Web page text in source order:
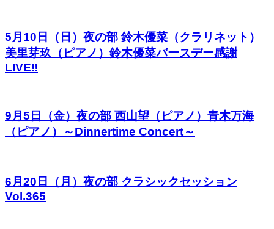
5月10日（日）夜の部 鈴木優菜（クラリネット）
美里芽玖（ピアノ）鈴木優菜バースデー感謝
LIVE‼︎
9月5日（金）夜の部 西山望（ピアノ）青木万海
（ピアノ）～Dinnertime Concert～
6月20日（月）夜の部 クラシックセッション
Vol.365